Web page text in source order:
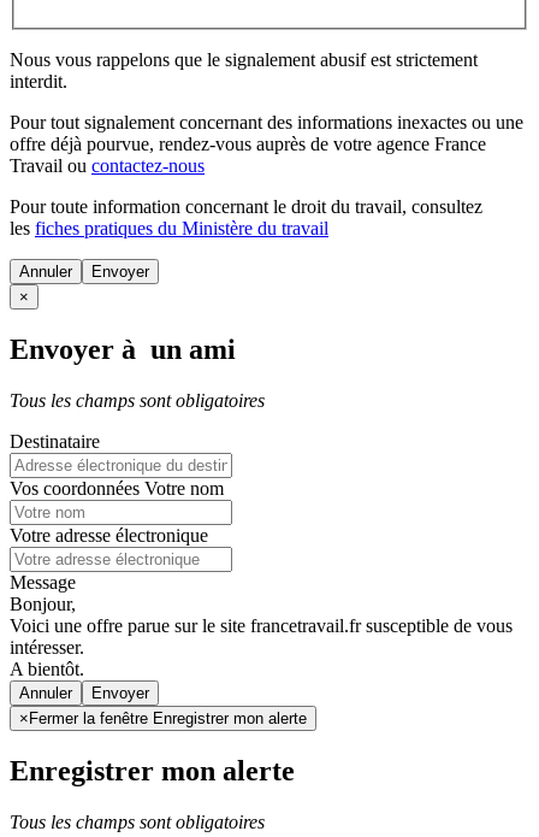
Nous vous rappelons que le signalement abusif est strictement
interdit.
Pour tout signalement concernant des informations inexactes ou une
offre déjà pourvue, rendez-vous auprès de votre agence France
Travail ou contactez-nous
Pour toute information concernant le droit du travail, consultez
les fiches pratiques du Ministère du travail
Annuler
×
Envoyer à un ami
Tous les champs sont obligatoires
Destinataire
Vos coordonnées Votre nom
Votre adresse électronique
Message
Bonjour,
Voici une offre parue sur le site francetravail.fr susceptible de vous
intéresser.
A bientôt.
Annuler
× Fermer la fenêtre Enregistrer mon alerte
Enregistrer mon alerte
Tous les champs sont obligatoires